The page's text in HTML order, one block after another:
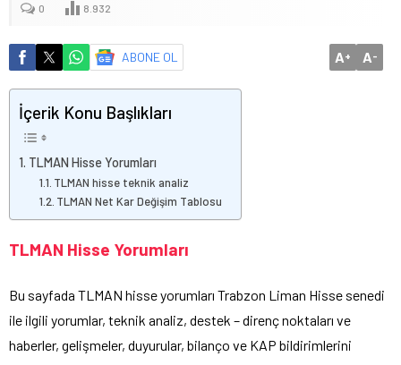
0 8.932
ABONE OL A+ A-
İçerik Konu Başlıkları
TLMAN Hisse Yorumları
TLMAN hisse teknik analiz
TLMAN Net Kar Değişim Tablosu
TLMAN Hisse Yorumları
Bu sayfada TLMAN hisse yorumları Trabzon Liman Hisse senedi
ile ilgili yorumlar, teknik analiz, destek – direnç noktaları ve
haberler, gelişmeler, duyurular, bilanço ve KAP bildirimlerini